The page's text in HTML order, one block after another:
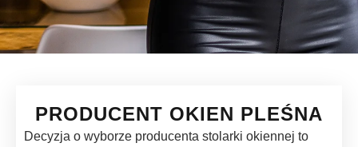
PRODUCENT OKIEN PLEŚNA
Decyzja o wyborze producenta stolarki okiennej to